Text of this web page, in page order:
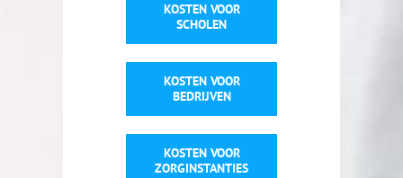
KOSTEN VOOR
SCHOLEN
KOSTEN VOOR
BEDRIJVEN
KOSTEN VOOR
ZORGINSTANTIES